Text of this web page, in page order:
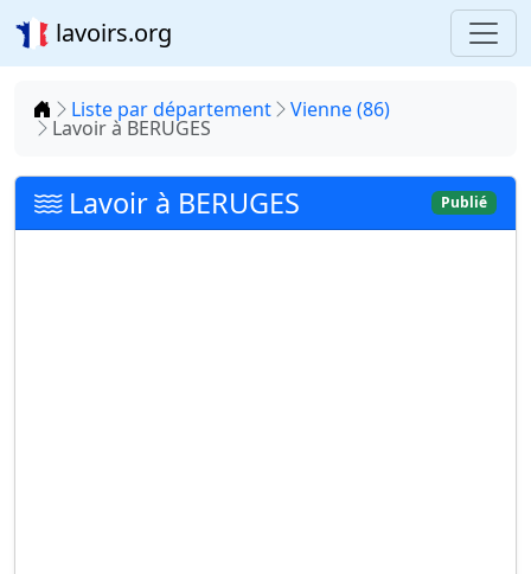
lavoirs.org
Accueil
Liste par département Vienne (86)
Lavoir à BERUGES
Lavoir à BERUGES Publié